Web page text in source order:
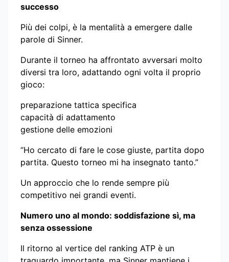
successo
Più dei colpi, è la mentalità a emergere dalle
parole di Sinner.
Durante il torneo ha affrontato avversari molto
diversi tra loro, adattando ogni volta il proprio
gioco:
preparazione tattica specifica
capacità di adattamento
gestione delle emozioni
“Ho cercato di fare le cose giuste, partita dopo
partita. Questo torneo mi ha insegnato tanto.”
Un approccio che lo rende sempre più
competitivo nei grandi eventi.
Numero uno al mondo: soddisfazione sì, ma
senza ossessione
Il ritorno al vertice del ranking ATP è un